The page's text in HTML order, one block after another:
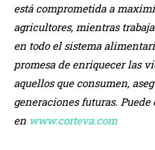
está comprometida a
agricultores, mientras
en todo el sistema
promesa de enriquecer las
aquellos que consumen,
generaciones futuras.
en www.corteva.com